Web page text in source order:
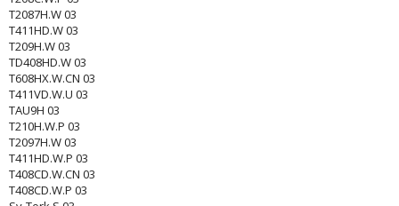
T2087H.W 03
T411HD.W 03
T209H.W 03
TD408HD.W 03
T608HX.W.CN 03
T411VD.W.U 03
TAU9H 03
T210H.W.P 03
T2097H.W 03
T411HD.W.P 03
T408CD.W.CN 03
T408CD.W.P 03